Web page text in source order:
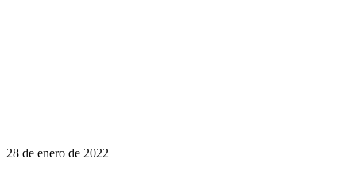
28 de enero de 2022